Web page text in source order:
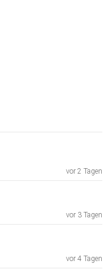
vor 2 Tagen
vor 3 Tagen
vor 4 Tagen